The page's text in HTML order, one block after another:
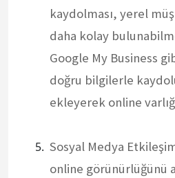
kaydolması, yerel
daha kolay
Google My Business
doğru bilgilerle
ekleyerek online
Sosyal Medya
online görünürlüğünü